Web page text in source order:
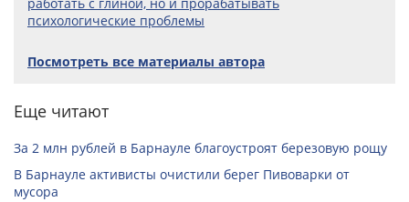
психологические проблемы
Посмотреть все материалы автора
Еще читают
За 2 млн рублей в Барнауле благоустроят березовую рощу
В Барнауле активисты очистили берег Пивоварки от
мусора